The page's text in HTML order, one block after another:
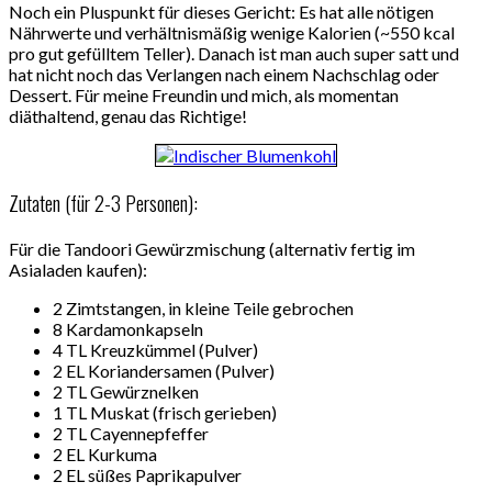
Noch ein Pluspunkt für dieses Gericht: Es hat alle nötigen
Nährwerte und verhältnismäßig wenige Kalorien (~550 kcal
pro gut gefülltem Teller). Danach ist man auch super satt und
hat nicht noch das Verlangen nach einem Nachschlag oder
Dessert. Für meine Freundin und mich, als momentan
diäthaltend, genau das Richtige!
Zutaten (für 2-3 Personen):
Für die Tandoori Gewürzmischung (alternativ fertig im
Asialaden kaufen):
2 Zimtstangen, in kleine Teile gebrochen
8 Kardamonkapseln
4 TL Kreuzkümmel (Pulver)
2 EL Koriandersamen (Pulver)
2 TL Gewürznelken
1 TL Muskat (frisch gerieben)
2 TL Cayennepfeffer
2 EL Kurkuma
2 EL süßes Paprikapulver